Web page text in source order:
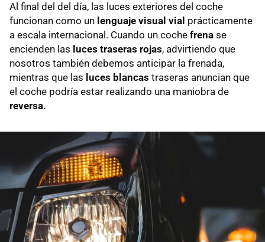
Al final del del día, las luces exteriores del coche
funcionan como un lenguaje visual vial prácticamente
a escala internacional. Cuando un coche frena se
encienden las luces traseras rojas, advirtiendo que
nosotros también debemos anticipar la frenada,
mientras que las luces blancas traseras anuncian que
el coche podría estar realizando una maniobra de
reversa.